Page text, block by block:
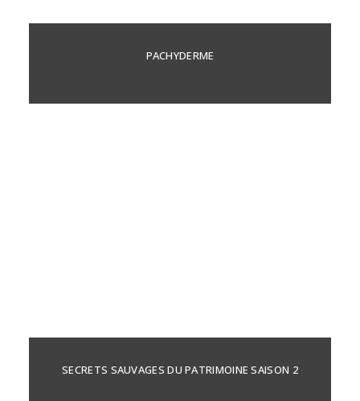
PACHYDERME
SECRETS SAUVAGES DU PATRIMOINE SAISON 2